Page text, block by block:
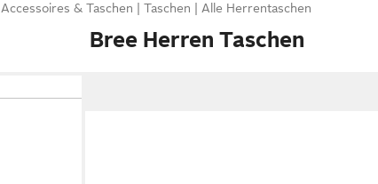
Accessoires & Taschen Taschen Alle Herrentaschen
Bree Herren Taschen